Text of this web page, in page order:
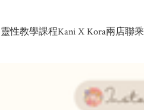
靈性教學課程Kani X Kora兩店聯乘